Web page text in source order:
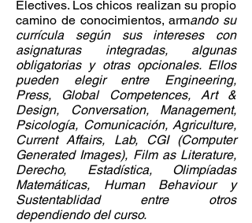
Electives. Los chicos realizan su propio
camino de conocimientos, armando su
currícula según sus intereses con
asignaturas integradas, algunas
obligatorias y otras opcionales. Ellos
pueden elegir entre Engineering,
Press, Global Competences, Art &
Design, Conversation, Management,
Psicología, Comunicación, Agriculture,
Current Affairs, Lab, CGI (Computer
Generated Images), Film as Literature,
Derecho, Estadística, Olimpíadas
Matemáticas, Human Behaviour y
Sustentablidad entre otros
dependiendo del curso.